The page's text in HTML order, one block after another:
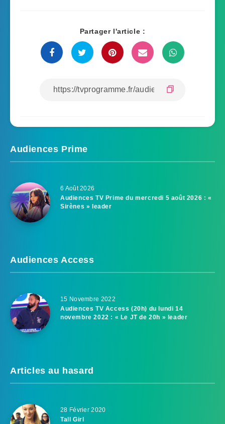
Partager l'article :
Audiences Prime
6 Août 2026
Audiences TV Prime du mercredi 5 août 2026 : «
Sirènes » leader
Audiences Access
15 Novembre 2022
Audiences TV Access (20h) du lundi 14
novembre 2022 : « Le JT de 20h » leader
Articles au hasard
28 Février 2020
Tall Girl